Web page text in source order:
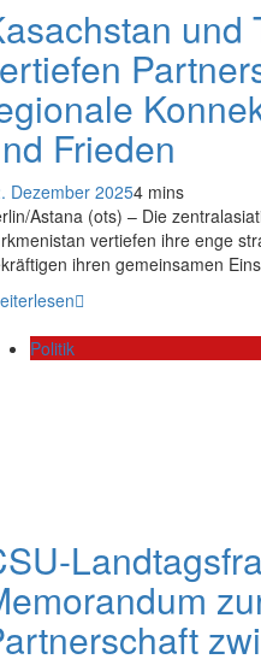
und
Frieden
Dezember 20254 mins
Astana (ots) – Die
vertiefen ihre enge
ihren gemeinsamen
Politik